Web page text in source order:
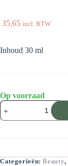
35,65 incl. BTW
Inhoud 30 ml
Op voorraad
Couleur
Caramel
Base
aantal
Categorieën:Beauty,